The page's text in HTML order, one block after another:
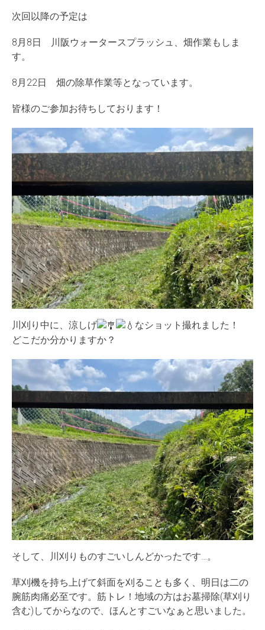
次回以降の予定は
8月8日 川阪ウォータースプラッシュ、畑作業もしま
す。
8月22日 畑の除草作業等となっています。
皆様のご参加お待ちしております！
川刈り中に、涼しげ
なショット撮れました！
どこだか分かりますか？
そして、川刈りものすごいしんどかったです…。
草刈機を持ち上げて斜面を刈ることも多く、明日は二の
腕筋肉痛必至です。筋トレ！地域の方はお墓掃除(草刈り
含む)してからなので、ほんとすごいなぁと思いました。